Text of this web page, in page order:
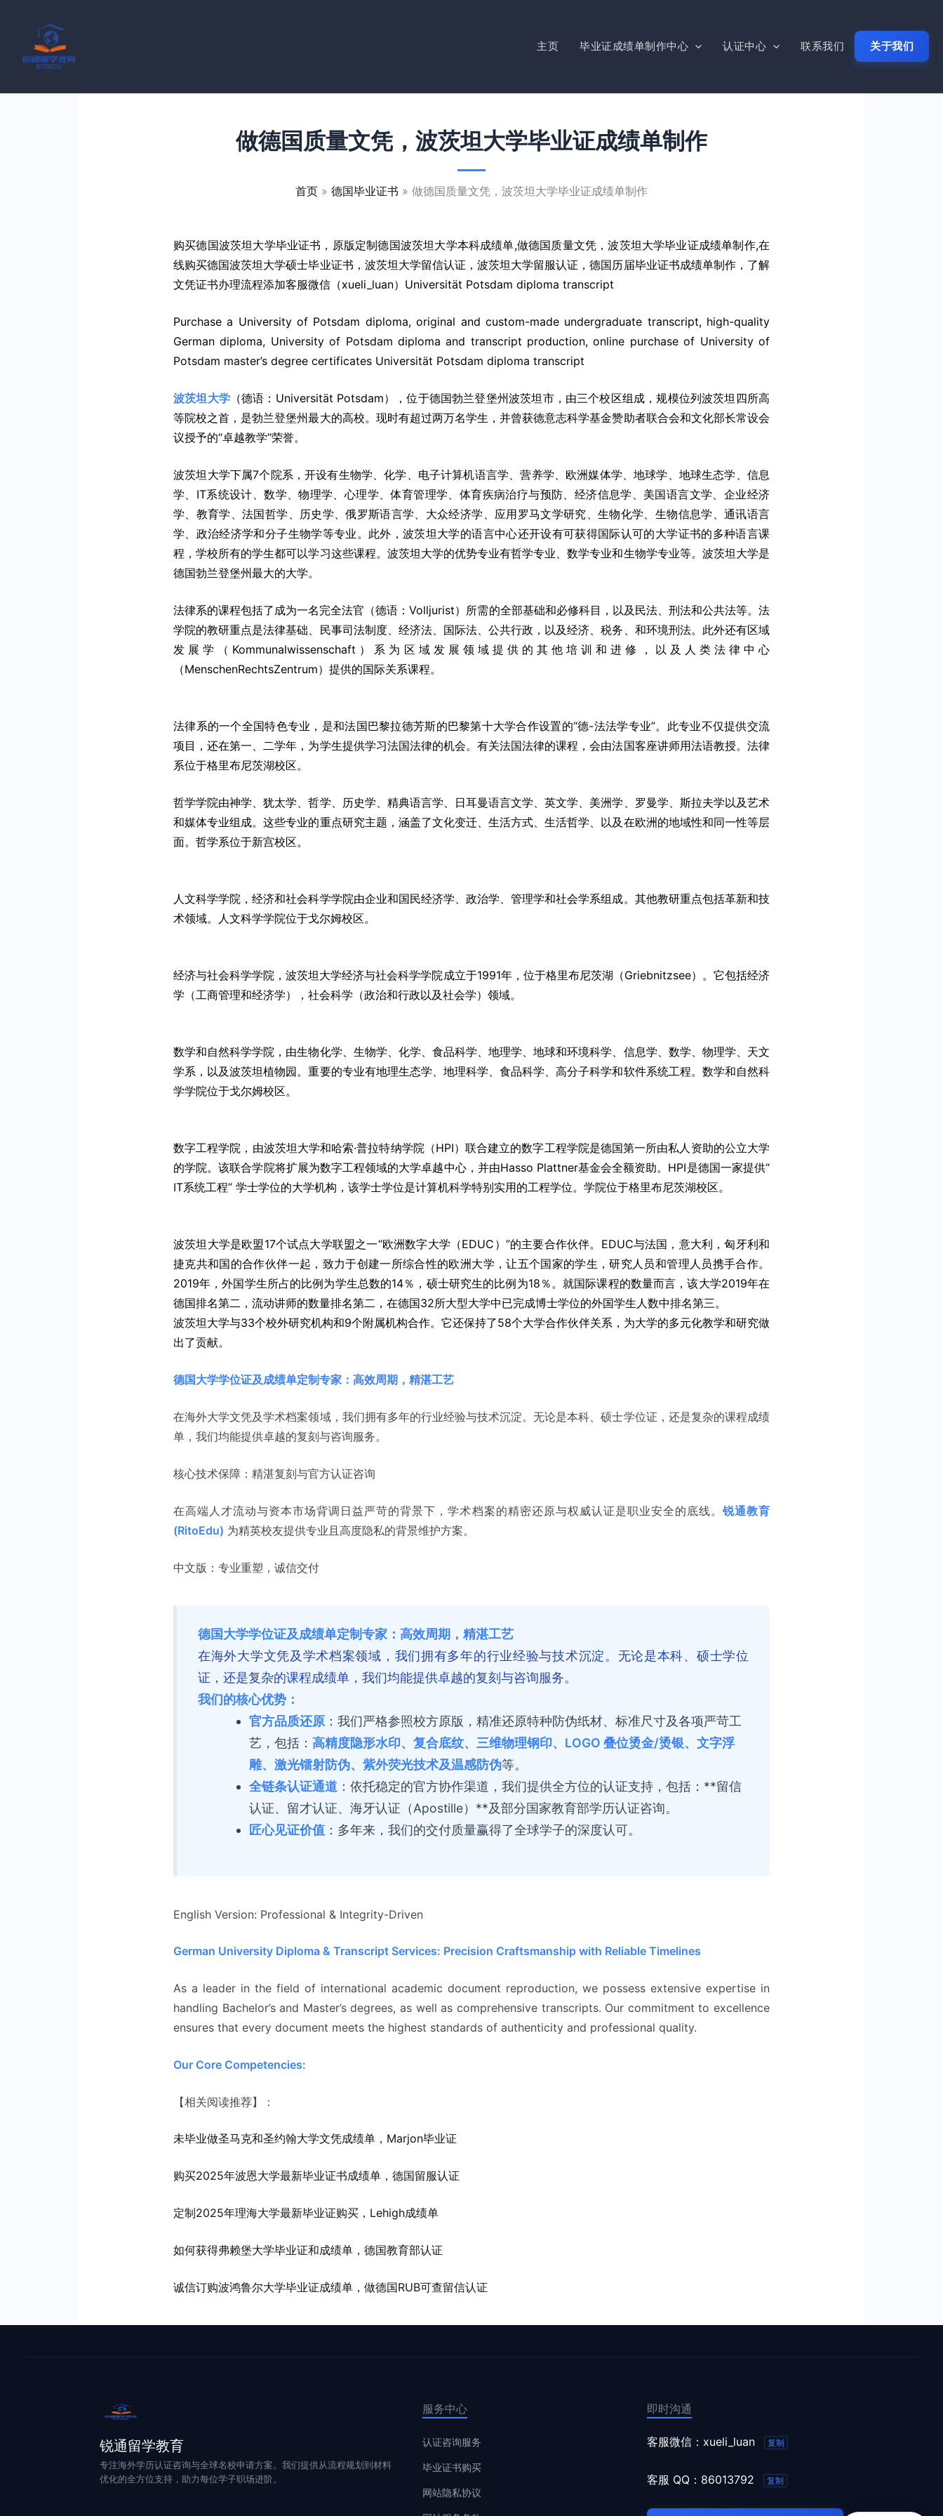
主页 毕业证成绩单制作中心 认证中心 联系我们 关于我们
做德国质量文凭，波茨坦大学毕业证成绩单制作
首页 德国毕业证书 做德国质量文凭，波茨坦大学毕业证成绩单制作
购买德国波茨坦大学毕业证书，原版定制德国波茨坦大学本科成绩单,做德国质量文凭，波茨坦大学毕业证成绩单制作,在
线购买德国波茨坦大学硕士毕业证书，波茨坦大学留信认证，波茨坦大学留服认证，德国历届毕业证书成绩单制作，了解
文凭证书办理流程添加客服微信（xueli_luan）Universität Potsdam diploma transcript
Purchase a University of Potsdam diploma, original and custom-made undergraduate transcript, high-quality
German diploma, University of Potsdam diploma and transcript production, online purchase of University of
Potsdam master’s degree certificates Universität Potsdam diploma transcript
波茨坦大学（德语：Universität Potsdam），位于德国勃兰登堡州波茨坦市，由三个校区组成，规模位列波茨坦四所高
等院校之首，是勃兰登堡州最大的高校。现时有超过两万名学生，并曾获德意志科学基金赞助者联合会和文化部长常设会
议授予的“卓越教学”荣誉。
波茨坦大学下属7个院系，开设有生物学、化学、电子计算机语言学、营养学、欧洲媒体学、地球学、地球生态学、信息
学、IT系统设计、数学、物理学、心理学、体育管理学、体育疾病治疗与预防、经济信息学、美国语言文学、企业经济
学、教育学、法国哲学、历史学、俄罗斯语言学、大众经济学、应用罗马文学研究、生物化学、生物信息学、通讯语言
学、政治经济学和分子生物学等专业。此外，波茨坦大学的语言中心还开设有可获得国际认可的大学证书的多种语言课
程，学校所有的学生都可以学习这些课程。波茨坦大学的优势专业有哲学专业、数学专业和生物学专业等。波茨坦大学是
德国勃兰登堡州最大的大学。
法律系的课程包括了成为一名完全法官（德语：Volljurist）所需的全部基础和必修科目，以及民法、刑法和公共法等。法
学院的教研重点是法律基础、民事司法制度、经济法、国际法、公共行政，以及经济、税务、和环境刑法。此外还有区域
发展学（Kommunalwissenschaft）系为区域发展领域提供的其他培训和进修，以及人类法律中心
（MenschenRechtsZentrum）提供的国际关系课程。
法律系的一个全国特色专业，是和法国巴黎拉德芳斯的巴黎第十大学合作设置的“德-法法学专业”。此专业不仅提供交流
项目，还在第一、二学年，为学生提供学习法国法律的机会。有关法国法律的课程，会由法国客座讲师用法语教授。法律
系位于格里布尼茨湖校区。
哲学学院由神学、犹太学、哲学、历史学、精典语言学、日耳曼语言文学、英文学、美洲学、罗曼学、斯拉夫学以及艺术
和媒体专业组成。这些专业的重点研究主题，涵盖了文化变迁、生活方式、生活哲学、以及在欧洲的地域性和同一性等层
面。哲学系位于新宫校区。
人文科学学院，经济和社会科学学院由企业和国民经济学、政治学、管理学和社会学系组成。其他教研重点包括革新和技
术领域。人文科学学院位于戈尔姆校区。
经济与社会科学学院，波茨坦大学经济与社会科学学院成立于1991年，位于格里布尼茨湖（Griebnitzsee）。它包括经济
学（工商管理和经济学），社会科学（政治和行政以及社会学）领域。
数学和自然科学学院，由生物化学、生物学、化学、食品科学、地理学、地球和环境科学、信息学、数学、物理学、天文
学系，以及波茨坦植物园。重要的专业有地理生态学、地理科学、食品科学、高分子科学和软件系统工程。数学和自然科
学学院位于戈尔姆校区。
数字工程学院，由波茨坦大学和哈索·普拉特纳学院（HPI）联合建立的数字工程学院是德国第一所由私人资助的公立大学
的学院。该联合学院将扩展为数字工程领域的大学卓越中心，并由Hasso Plattner基金会全额资助。HPI是德国一家提供“
IT系统工程” 学士学位的大学机构，该学士学位是计算机科学特别实用的工程学位。学院位于格里布尼茨湖校区。
波茨坦大学是欧盟17个试点大学联盟之一“欧洲数字大学（EDUC）”的主要合作伙伴。EDUC与法国，意大利，匈牙利和
捷克共和国的合作伙伴一起，致力于创建一所综合性的欧洲大学，让五个国家的学生，研究人员和管理人员携手合作。
2019年，外国学生所占的比例为学生总数的14％，硕士研究生的比例为18％。就国际课程的数量而言，该大学2019年在
德国排名第二，流动讲师的数量排名第二，在德国32所大型大学中已完成博士学位的外国学生人数中排名第三。
波茨坦大学与33个校外研究机构和9个附属机构合作。它还保持了58个大学合作伙伴关系，为大学的多元化教学和研究做
出了贡献。
德国大学学位证及成绩单定制专家：高效周期，精湛工艺
在海外大学文凭及学术档案领域，我们拥有多年的行业经验与技术沉淀。无论是本科、硕士学位证，还是复杂的课程成绩
单，我们均能提供卓越的复刻与咨询服务。
核心技术保障：精湛复刻与官方认证咨询
在高端人才流动与资本市场背调日益严苛的背景下，学术档案的精密还原与权威认证是职业安全的底线。 锐通教育
(RitoEdu) 为精英校友提供专业且高度隐私的背景维护方案。
中文版：专业重塑，诚信交付
德国大学学位证及成绩单定制专家：高效周期，精湛工艺
在海外大学文凭及学术档案领域，我们拥有多年的行业经验与技术沉淀。无论是本科、硕士学位
证，还是复杂的课程成绩单，我们均能提供卓越的复刻与咨询服务。
我们的核心优势：
官方品质还原：我们严格参照校方原版，精准还原特种防伪纸材、标准尺寸及各项严苛工
艺，包括： 高精度隐形水印、复合底纹、三维物理钢印、LOGO 叠位烫金/烫银、文字浮
雕、激光镭射防伪、紫外荧光技术及温感防伪等。
全链条认证通道：依托稳定的官方协作渠道，我们提供全方位的认证支持，包括：**留信
认证、留才认证、海牙认证（Apostille）**及部分国家教育部学历认证咨询。
匠心见证价值：多年来，我们的交付质量赢得了全球学子的深度认可。
English Version: Professional & Integrity-Driven
German University Diploma & Transcript Services: Precision Craftsmanship with Reliable Timelines
As a leader in the field of international academic document reproduction, we possess extensive expertise in
handling Bachelor’s and Master’s degrees, as well as comprehensive transcripts. Our commitment to excellence
ensures that every document meets the highest standards of authenticity and professional quality.
Our Core Competencies:
【相关阅读推荐】：
未毕业做圣马克和圣约翰大学文凭成绩单，Marjon毕业证
购买2025年波恩大学最新毕业证书成绩单，德国留服认证
定制2025年理海大学最新毕业证购买，Lehigh成绩单
如何获得弗赖堡大学毕业证和成绩单，德国教育部认证
诚信订购波鸿鲁尔大学毕业证成绩单，做德国RUB可查留信认证
锐通留学教育
专注海外学历认证咨询与全球名校申请方案。我们提供从流程规划到材料
优化的全方位支持，助力每位学子职场进阶。
服务中心
认证咨询服务
毕业证书购买
网站隐私协议
即时沟通
客服微信： xueli_luan 复制
客服 QQ： 86013792 复制